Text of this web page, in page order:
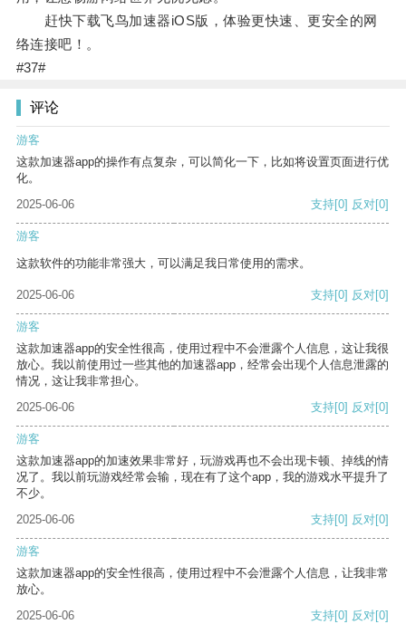
赶快下载飞鸟加速器iOS版，体验更快速、更安全的网
络连接吧！。
#37#
评论
游客
这款加速器app的操作有点复杂，可以简化一下，比如将设置页面进行优
化。
2025-06-06
支持[0] 反对[0]
游客
这款软件的功能非常强大，可以满足我日常使用的需求。
2025-06-06 支持[0] 反对[0]
游客
这款加速器app的安全性很高，使用过程中不会泄露个人信息，这让我很
放心。我以前使用过一些其他的加速器app，经常会出现个人信息泄露的
情况，这让我非常担心。
2025-06-06
支持[0] 反对[0]
游客
这款加速器app的加速效果非常好，玩游戏再也不会出现卡顿、掉线的情
况了。我以前玩游戏经常会输，现在有了这个app，我的游戏水平提升了
不少。
2025-06-06
支持[0] 反对[0]
游客
这款加速器app的安全性很高，使用过程中不会泄露个人信息，让我非常
放心。
2025-06-06
支持[0] 反对[0]